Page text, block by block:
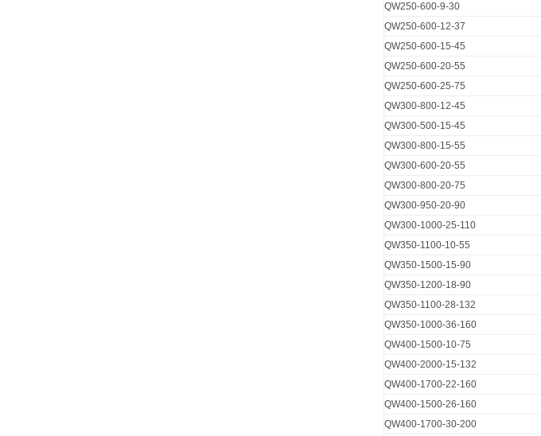
QW250-600-9-30
QW250-600-12-37
QW250-600-15-45
QW250-600-20-55
QW250-600-25-75
QW300-800-12-45
QW300-500-15-45
QW300-800-15-55
QW300-600-20-55
QW300-800-20-75
QW300-950-20-90
QW300-1000-25-110
QW350-1100-10-55
QW350-1500-15-90
QW350-1200-18-90
QW350-1100-28-132
QW350-1000-36-160
QW400-1500-10-75
QW400-2000-15-132
QW400-1700-22-160
QW400-1500-26-160
QW400-1700-30-200